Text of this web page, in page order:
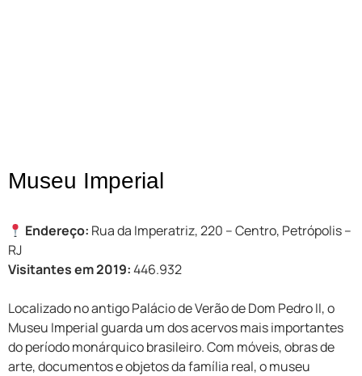
Museu Imperial
Endereço: Rua da Imperatriz, 220 – Centro, Petrópolis –
RJ
Visitantes em 2019:446.932
Localizado no antigo Palácio de Verão de Dom Pedro II, o
Museu Imperial guarda um dos acervos mais importantes
do período monárquico brasileiro. Com móveis, obras de
arte, documentos e objetos da família real, o museu